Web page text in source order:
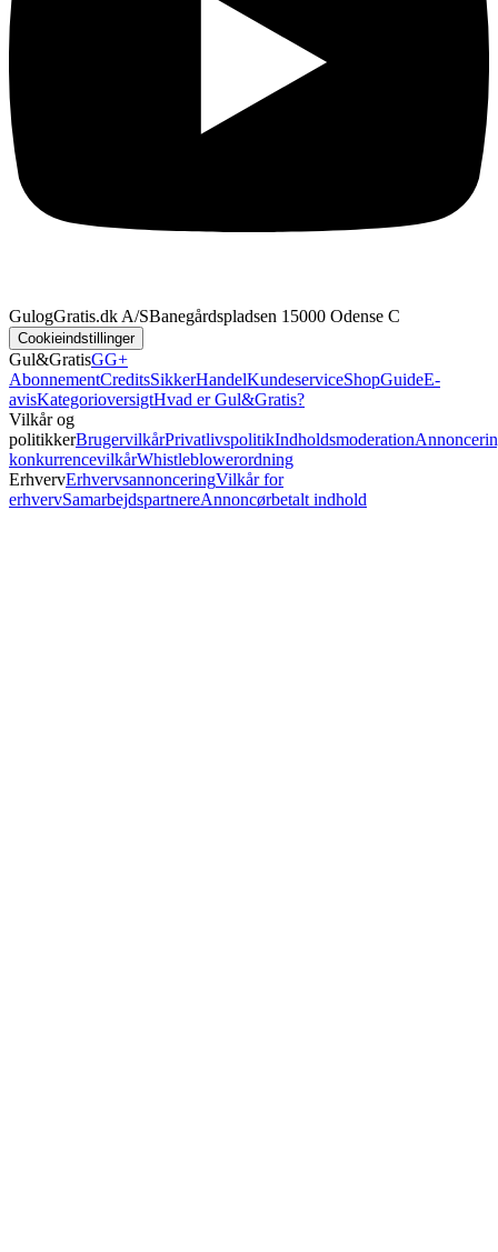
GulogGratis.dk A/SBanegårdspladsen 1 5000 Odense C
Cookieindstillinger
Gul&GratisGG+
AbonnementCreditsSikkerHandelKundeserviceShopGuideE-
avisKategorioversigtHvad er Gul&Gratis?
Vilkår og
politikkerBrugervilkårPrivatlivspolitikIndholdsmoderation
konkurrencevilkårWhistleblowerordning
ErhvervErhvervsannonceringVilkår for
erhvervSamarbejdspartnereAnnoncørbetalt indhold